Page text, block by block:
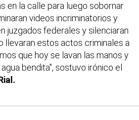
en la calle para luego sobornar
videos incriminatorios y
juzgados federales y silenciaran
llevaran estos actos criminales a
que hoy se lavan las manos y
bendita", sostuvo irónico el